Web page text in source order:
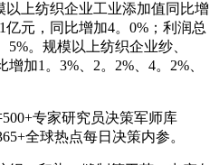
以上纺织企业工业添加值同比增
亿元，同比增加4。0%；利润总
。规模以上纺织企业纱、
加1。3%、2。2%、4。2%、
专家研究员决策军师库
全球热点每日决策内参。